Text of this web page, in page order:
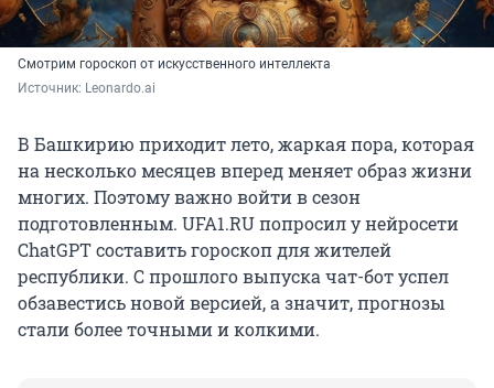
Смотрим гороскоп от искусственного интеллекта
Источник: Leonardo.ai
В Башкирию приходит лето, жаркая пора, которая
на несколько месяцев вперед меняет образ жизни
многих. Поэтому важно войти в сезон
подготовленным. UFA1.RU попросил у нейросети
ChatGPT составить гороскоп для жителей
республики. С прошлого выпуска чат-бот успел
обзавестись новой версией, а значит, прогнозы
стали более точными и колкими.